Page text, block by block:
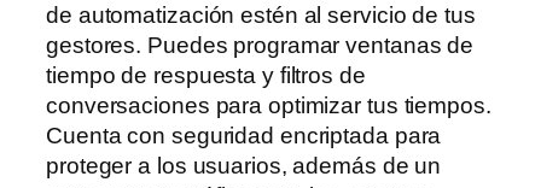
de automatización estén al servicio de tus
gestores. Puedes programar ventanas de
tiempo de respuesta y filtros de
conversaciones para optimizar tus tiempos.
Cuenta con seguridad encriptada para
proteger a los usuarios, además de un